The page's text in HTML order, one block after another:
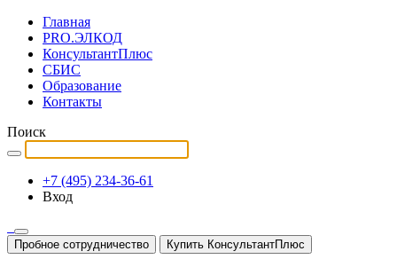
Главная
PRO.ЭЛКОД
КонсультантПлюс
СБИС
Образование
Контакты
Поиск
+7 (495) 234-36-61
Вход
Пробное сотрудничество Купить КонсультантПлюс